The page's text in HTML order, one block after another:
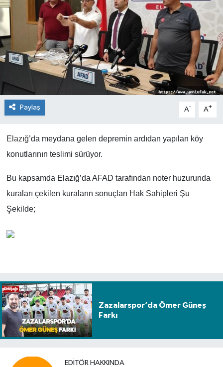
Paylaş A- A+
Elazığ’da meydana gelen depremin ardıdan yapılan köy
konutlarının teslimi sürüyor.
Bu kapsamda Elazığ’da AFAD tarafından noter huzurunda
kuraları çekilen kuraların sonuçları Hak Sahipleri Şu
Şekilde;
Zazalarspor’da Ömer Güneş
Farkı
EDITÖR HAKKINDA